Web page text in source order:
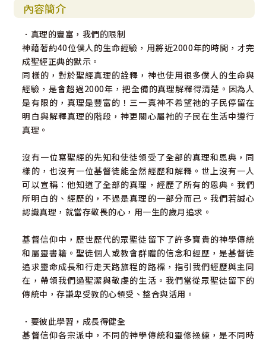
內容簡介
．真理的豐富，我們的限制
神藉著約40位僕人的生命經驗，用將近2000年的時間，才完
成聖經正典的默示。
同樣的，對於聖經真理的詮釋，神也使用很多僕人的生命與
經驗，是會超過2000年，把全備的真理解釋得清楚。因為人
是有限的，真理是豐富的！三一真神不希望祂的子民停留在
明白與解釋真理的階段，神更關心屬祂的子民在生活中遵行
真理。
沒有一位寫聖經的先知和使徒領受了全部的真理和恩典，同
樣的，也沒有一位基督徒能全然經歷和解釋。世上沒有一人
可以宣稱：他知道了全部的真理，經歷了所有的恩典。我們
所明白的、經歷的，不過是真理的一部分而己。我們若誠心
認識真理，就當存敬畏的心，用一生的歲月追求。
基督信仰中，歷世歷代的眾聖徒留下了許多寶貴的神學傳統
和屬靈書籍。聖徒個人或教會群體的信念和經歷，是基督徒
追求靈命成長和行走天路旅程的路標，指引我們經歷與主同
在，帶領我們過聖潔與敬虔的生活。我們當從眾聖徒留下的
傳統中，存謙卑受教的心領受、整合與活用。
．要彼此學習，成長得健全
基督信仰各宗派中，不同的神學傳統和靈修操練，是不同時